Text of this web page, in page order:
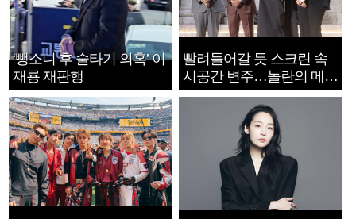
‘뺑소니 후 술타기 의혹’ 이
재룡 재판행
빨려들어갈 듯 스크린 속
시공간 변주…놀란의 메시
지는 ‘전쟁 속죄’